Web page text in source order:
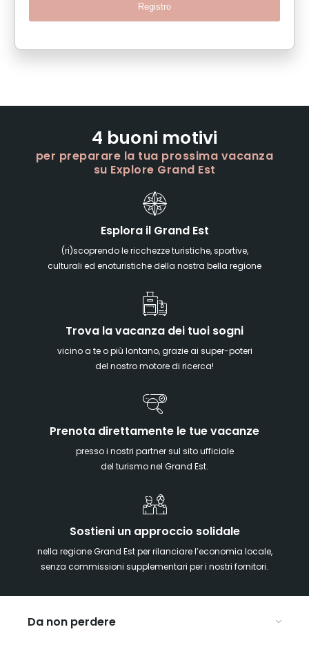
Registro
4 buoni motivi
per preparare la tua prossima vacanza
su Explore Grand Est
Esplora il Grand Est
(ri)scoprendo le ricchezze turistiche, sportive,
culturali ed enoturistiche della nostra bella regione
Trova la vacanza dei tuoi sogni
vicino a te o più lontano, grazie ai super-poteri
del nostro motore di ricerca!
Prenota direttamente le tue vacanze
presso i nostri partner sul sito ufficiale
del turismo nel Grand Est.
Sostieni un approccio solidale
nella regione Grand Est per rilanciare l’economia locale,
senza commissioni supplementari per i nostri fornitori.
Da non perdere